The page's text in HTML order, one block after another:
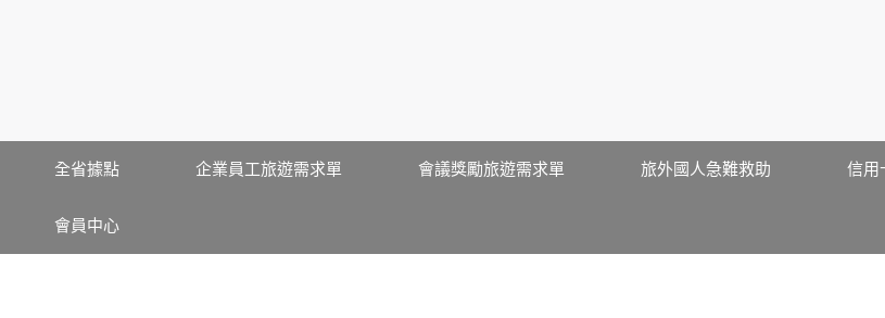
其他除了上述，會保留您在上網瀏覽或查詢時，伺服器自行產生的相關記錄，包括您使用連線設
錄等。本網站會對個別連線者的瀏覽器予以標示，歸納使用者瀏覽器在本網站內部所瀏覽的網頁
本網站將在事前或註冊登錄取得您的同意後，傳送商業性資料或電子郵件給您。本公司除了在該
全省據點 企業員工旅遊需求單 會議獎勵旅遊需求單 旅外國人急難救助 信用
會員中心